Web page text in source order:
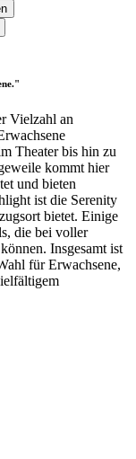
Vielzahl an
Theater bis hin zu
kommt hier
und bieten
ist die Serenity
bietet. Einige
die bei voller
Insgesamt ist
für Erwachsene,